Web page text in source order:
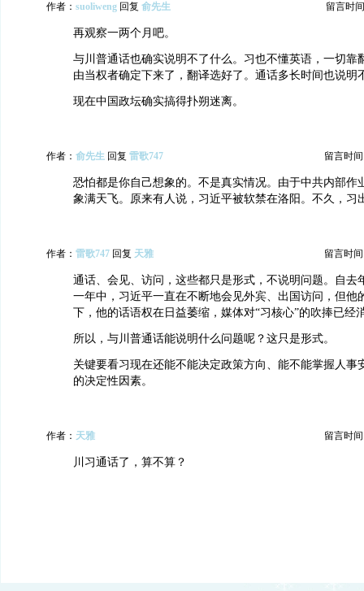
作者： suoliweng 回复 俞先生 留言时
再观察一两个月吧。
与川普通话也确实说明不了什么。习也不懂英语，一切靠
由当权者确定下来了，翻译选好了。通话多长时间也说明
现在中国政坛确实搞得扑朔迷离。
作者： 俞先生 回复 雷歌747 留言时间
恐怕都是你自己想象的。不是真实情况。由于中共内部作
象满天飞。原来有人说，习近平被软禁在洛阳。不久，习
作者： 雷歌747 回复 天雅 留言时间
通话、会见、访问，这些都只是形式，不说明问题。自去
一年中，习近平一直在不断地会见外宾、出国访问，但他
下，他的话语权在日益萎缩，媒体对“习核心”的吹捧已经
所以，与川普通话能说明什么问题呢？这只是形式。
关键要看习现在还能不能决定政策方向、能不能掌握人事
的决定性因素。
作者： 天雅 留言时间
川习通话了，算不算？